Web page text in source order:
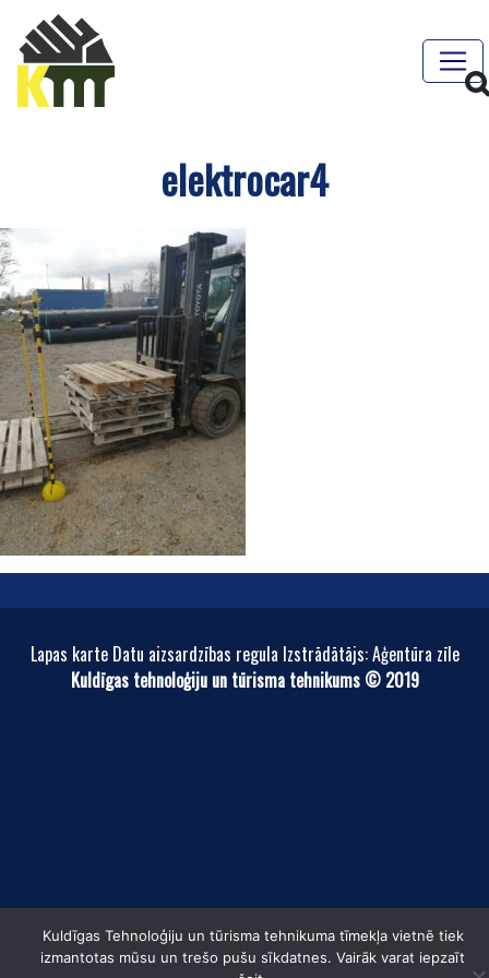
elektrocar4
Lapas karte Datu aizsardzības regula Izstrādātājs: Aģentūra zīle
Kuldīgas tehnoloģiju un tūrisma tehnikums © 2019
Kuldīgas Tehnoloģiju un tūrisma tehnikuma tīmekļa vietnē tiek
izmantotas mūsu un trešo pušu sīkdatnes. Vairāk varat iepzaīt